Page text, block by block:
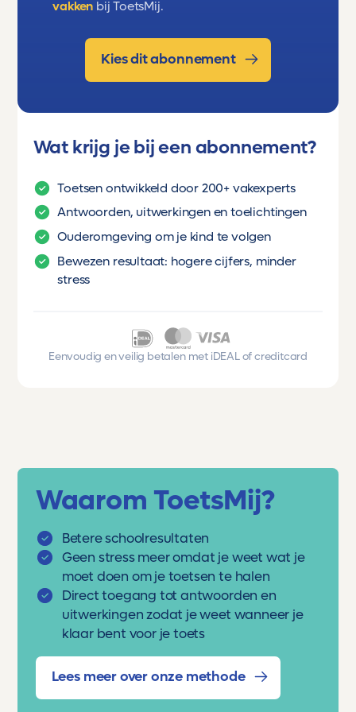
vakken bij ToetsMij.
Kies dit abonnement
Wat krijg je bij een abonnement?
Toetsen ontwikkeld door 200+ vakexperts
Antwoorden, uitwerkingen en toelichtingen
Ouderomgeving om je kind te volgen
Bewezen resultaat: hogere cijfers, minder
stress
Eenvoudig en veilig betalen met iDEAL of creditcard
Waarom ToetsMij?
Betere schoolresultaten
Geen stress meer omdat je weet wat je
moet doen om je toetsen te halen
Direct toegang tot antwoorden en
uitwerkingen zodat je weet wanneer je
klaar bent voor je toets
Lees meer over onze methode